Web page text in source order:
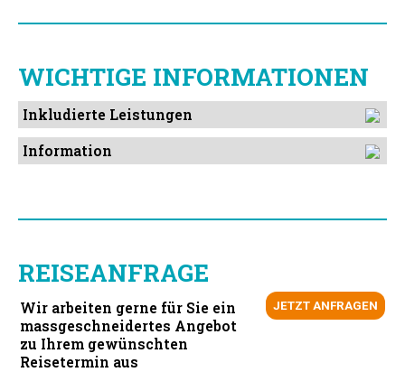
WICHTIGE INFORMATIONEN
Inkludierte Leistungen
Information
REISEANFRAGE
Wir arbeiten gerne für Sie ein
massgeschneidertes Angebot
zu Ihrem gewünschten
Reisetermin aus
JETZT ANFRAGEN